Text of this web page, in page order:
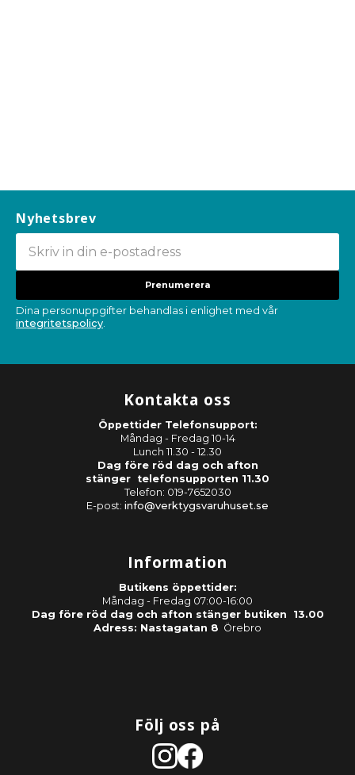
Nyhetsbrev
Prenumerera
Dina personuppgifter behandlas i enlighet med vår
integritetspolicy.
Kontakta oss
Öppettider Telefonsupport:
Måndag - Fredag 10-14
Lunch 11.30 - 12.30
Dag före röd dag och afton
stänger telefonsupporten 11.30
Telefon: 019-7652030
E-post: info@verktygsvaruhuset.se
Information
Butikens öppettider:
Måndag - Fredag 07:00-16:00
Dag före röd dag och afton stänger butiken 13.00
Adress: Nastagatan 8 Örebro
Följ oss på